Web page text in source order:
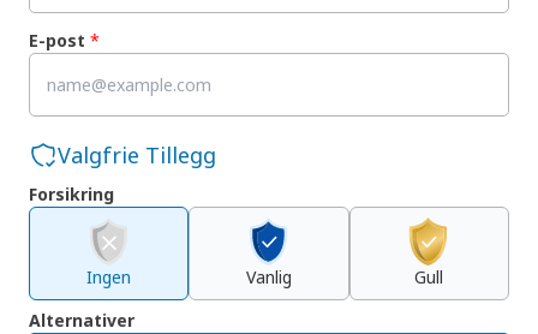
E-post *
Valgfrie Tillegg
Forsikring
Ingen Vanlig
Gull
Alternativer